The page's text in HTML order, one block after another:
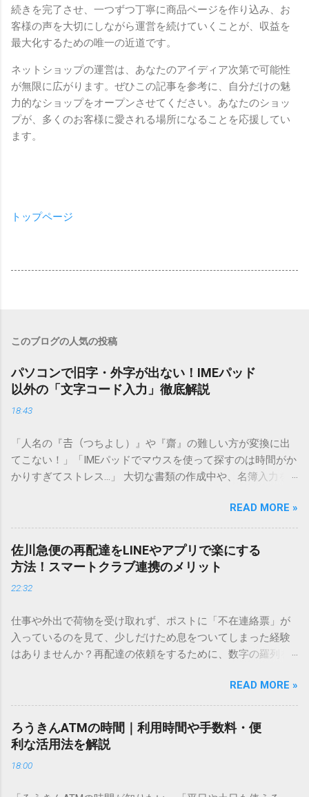
続きを完了させ、一つずつ丁寧に商品ページを作り込み、お
客様の声を大切にしながら運営を続けていくことが、収益を
最大化するための唯一の近道です。
ネットショップの運営は、あなたのアイディア次第で可能性
が無限に広がります。ぜひこの記事を参考に、自分だけの魅
力的なショップをオープンさせてください。あなたのショッ
プが、多くのお客様に愛される場所になることを応援してい
ます。
トップページ
このブログの人気の投稿
パソコンで旧字・外字が出ない！IMEパッド
以外の「文字コード入力」徹底解説
18:43
「人名の『𠮷（つちよし）』や『齋』の難しい方が変換に出
てこない！」「IMEパッドでマウスを使って探すのは時間がか
かりすぎてストレス…」 大切な書類の作成中や、名簿入力を
てしまいますよね。多くの人が「IMEパッド（手書き入力）」
を使いますが、実はマウスで一画ずつ書くのは非効率です
し、似た漢字が多すぎて結局見つからないことも少なくあり
ません。 そこで今回は、IMEパッドを使わずに、特定のコー
ドを打ち込むだけで一瞬で旧字や外字、特殊記号を呼び出す
「文字コード入力」のテクニックを詳しく解説します。 この
必要はありません。 1. なぜ「変換」しても旧字・外字が出て
こないのか？ そもそも、なぜ普通の変換で出てこない漢字が
あるのでしょうか。その理由は、パソコンが文字を認識する
は、JIS規格（日本産業規格）によって「第1水準」「第2水
準」といった形で整理されています。しかし、人名や地名に
使われる非常に古い漢字（旧字）や、特定の組織だけで作ら
れた「外字」は、この一般的な変換リストに含まれていない
ン上のすべての文字には、いわば「住所」のような番号が割
READ MORE »
佐川急便の再配達をLINEやアプリで楽にする
方法！スマートクラブ連携のメリット
22:32
仕事や外出で荷物を受け取れず、ポストに「不在連絡票」が
入っているのを見て、少しだけため息をついてしまった経験
はありませんか？再配達の依頼をするために、数字の羅列を
ことに申し訳なさを感じたりすることもあるかもしれませ
ん。 「もっとスムーズに、自分のタイミングで受け取りた
い」 「わざわざ電話をかけずに、スマホ一つで完結させた
い」 そんな願いを叶えてくれるのが、佐川急便の会員制サー
ビス「スマートクラブ」と、LINEや公式アプリの連携です。
これらを活用するだけで、再配達のストレスは驚くほど軽く
READ MORE »
ろうきんATMの時間｜利用時間や手数料・便
利な活用法を解説
18:00